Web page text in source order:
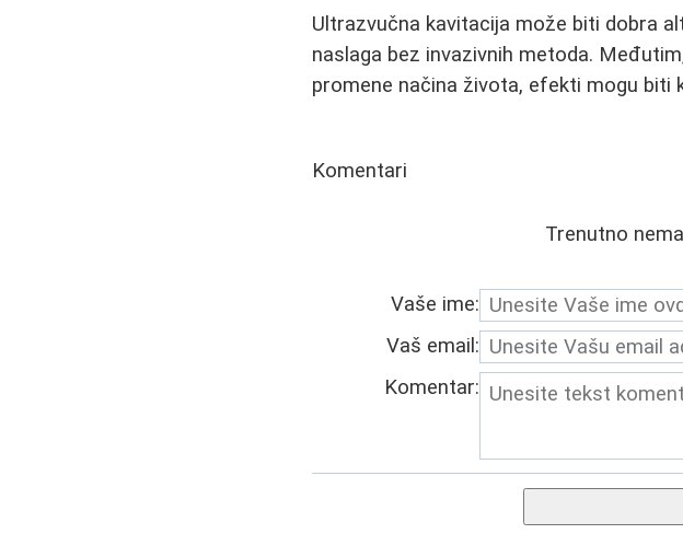
Ultrazvučna kavitacija može biti dobra
naslaga bez invazivnih metoda.
promene načina života, efekti mogu biti
Komentari
Trenutno
Vaše ime:
Vaš email:
Komentar: